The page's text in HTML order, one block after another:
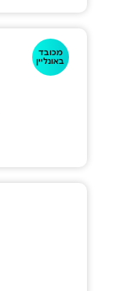
מכובד
באונליין